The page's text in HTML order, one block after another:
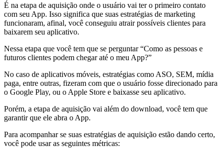
É na etapa de aquisição onde o usuário vai ter o primeiro contato
com seu App. Isso significa que suas estratégias de marketing
funcionaram, afinal, você conseguiu atrair possíveis clientes para
baixarem seu aplicativo.
Nessa etapa que você tem que se perguntar “Como as pessoas e
futuros clientes podem chegar até o meu App?”
No caso de aplicativos móveis, estratégias como ASO, SEM, mídia
paga, entre outras, fizeram com que o usuário fosse direcionado para
o Google Play, ou o Apple Store e baixasse seu aplicativo.
Porém, a etapa de aquisição vai além do download, você tem que
garantir que ele abra o App.
Para acompanhar se suas estratégias de aquisição estão dando certo,
você pode usar as seguintes métricas: